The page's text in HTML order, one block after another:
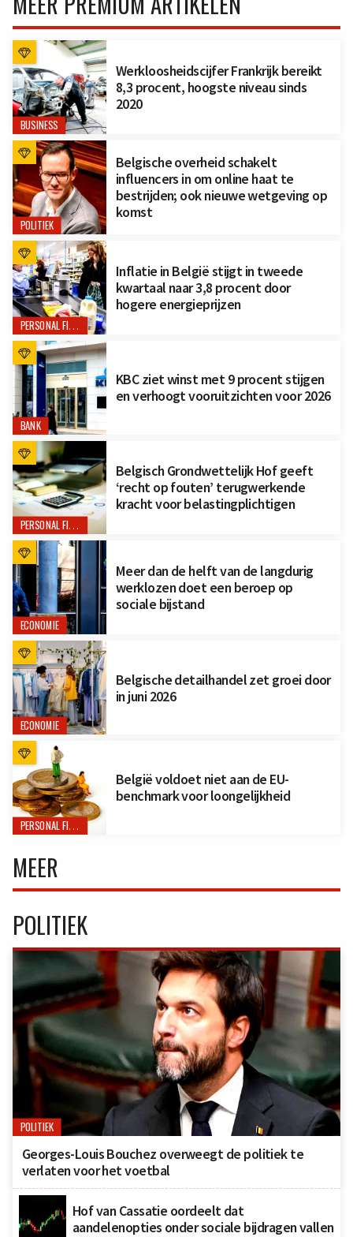
BUSINESS
Werkloosheidscijfer Frankrijk bereikt
8,3 procent, hoogste niveau sinds
2020
POLITIEK
Belgische overheid schakelt
influencers in om online haat te
bestrijden; ook nieuwe wetgeving op
komst
PERSONAL FINANCE
Inflatie in België stijgt in tweede
kwartaal naar 3,8 procent door
hogere energieprijzen
BANK
KBC ziet winst met 9 procent stijgen
en verhoogt vooruitzichten voor 2026
PERSONAL FINANCE
Belgisch Grondwettelijk Hof geeft
‘recht op fouten’ terugwerkende
kracht voor belastingplichtigen
ECONOMIE
Meer dan de helft van de langdurig
werklozen doet een beroep op
sociale bijstand
ECONOMIE
Belgische detailhandel zet groei door
in juni 2026
PERSONAL FINANCE
België voldoet niet aan de EU-
benchmark voor loongelijkheid
MEER
POLITIEK
POLITIEK
Georges-Louis Bouchez overweegt de politiek te
verlaten voor het voetbal
Hof van Cassatie oordeelt dat
aandelenopties onder sociale bijdragen vallen